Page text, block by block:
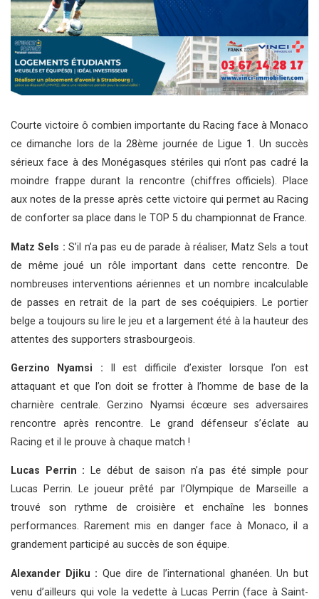
Courte victoire ô combien importante du Racing face à Monaco
ce dimanche lors de la 28ème journée de Ligue 1. Un succès
sérieux face à des Monégasques stériles qui n’ont pas cadré la
moindre frappe durant la rencontre (chiffres officiels). Place
aux notes de la presse après cette victoire qui permet au Racing
de conforter sa place dans le TOP 5 du championnat de France.
Matz Sels : S’il n’a pas eu de parade à réaliser, Matz Sels a tout
de même joué un rôle important dans cette rencontre. De
nombreuses interventions aériennes et un nombre incalculable
de passes en retrait de la part de ses coéquipiers. Le portier
belge a toujours su lire le jeu et a largement été à la hauteur des
attentes des supporters strasbourgeois.
Gerzino Nyamsi : Il est difficile d’exister lorsque l’on est
attaquant et que l’on doit se frotter à l’homme de base de la
charnière centrale. Gerzino Nyamsi écœure ses adversaires
rencontre après rencontre. Le grand défenseur s’éclate au
Racing et il le prouve à chaque match !
Lucas Perrin : Le début de saison n’a pas été simple pour
Lucas Perrin. Le joueur prêté par l’Olympique de Marseille a
trouvé son rythme de croisière et enchaîne les bonnes
performances. Rarement mis en danger face à Monaco, il a
grandement participé au succès de son équipe.
Alexander Djiku : Que dire de l’international ghanéen. Un but
venu d’ailleurs qui vole la vedette à Lucas Perrin (face à Saint-